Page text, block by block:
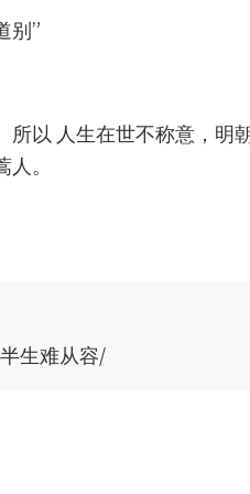
别”
所以 人生在世不称意，明
。
生难从容/